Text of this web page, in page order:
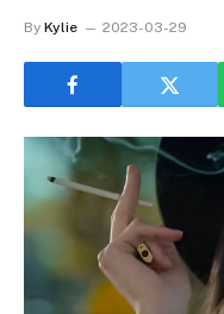
By Kylie 2023-03-29